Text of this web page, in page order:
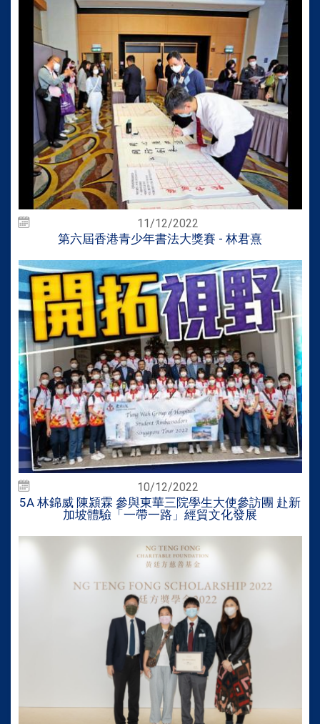
11/12/2022
第六屆香港青少年書法大獎賽 - 林君熹
10/12/2022
5A 林錦威 陳潁霖 參與東華三院學生大使參訪團 赴新
加坡體驗「一帶一路」經貿文化發展